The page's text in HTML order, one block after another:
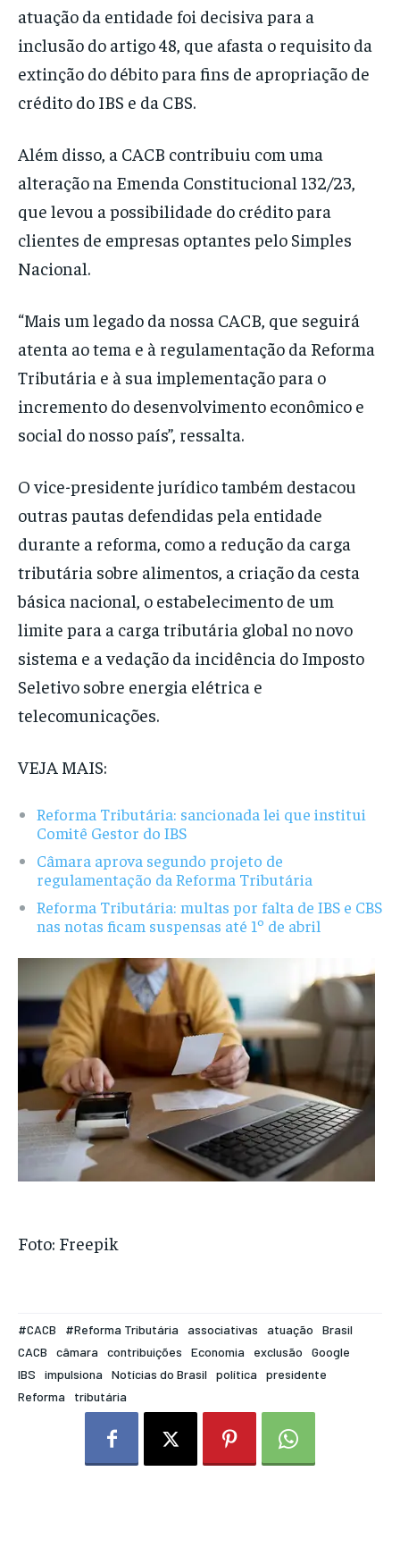
atuação da entidade foi decisiva para a
inclusão do artigo 48, que afasta o requisito da
extinção do débito para fins de apropriação de
crédito do IBS e da CBS.
Além disso, a CACB contribuiu com uma
alteração na Emenda Constitucional 132/23,
que levou a possibilidade do crédito para
clientes de empresas optantes pelo Simples
Nacional.
“Mais um legado da nossa CACB, que seguirá
atenta ao tema e à regulamentação da Reforma
Tributária e à sua implementação para o
incremento do desenvolvimento econômico e
social do nosso país”, ressalta.
O vice-presidente jurídico também destacou
outras pautas defendidas pela entidade
durante a reforma, como a redução da carga
tributária sobre alimentos, a criação da cesta
básica nacional, o estabelecimento de um
limite para a carga tributária global no novo
sistema e a vedação da incidência do Imposto
Seletivo sobre energia elétrica e
telecomunicações.
VEJA MAIS:
Reforma Tributária: sancionada lei que institui
Comitê Gestor do IBS
Câmara aprova segundo projeto de
regulamentação da Reforma Tributária
Reforma Tributária: multas por falta de IBS e CBS
nas notas ficam suspensas até 1º de abril
Foto: Freepik
#⁠CACB #Reforma Tributária associativas atuação
Brasil
CACB
câmara contribuições Economia exclusão
Google
IBS
impulsiona Notícias do Brasil política
presidente
Reforma
tributária